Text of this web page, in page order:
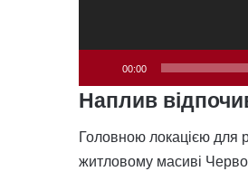
00:00
Наплив
Головною локацією для
житловому масиві